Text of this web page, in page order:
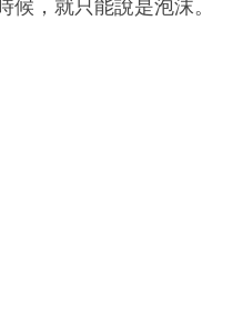
候，就只能說是泡沫。